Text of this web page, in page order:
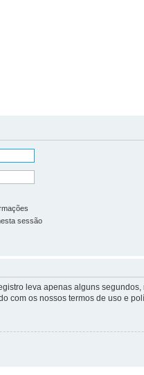
sessão
leva apenas alguns
com os nossos termos de uso e